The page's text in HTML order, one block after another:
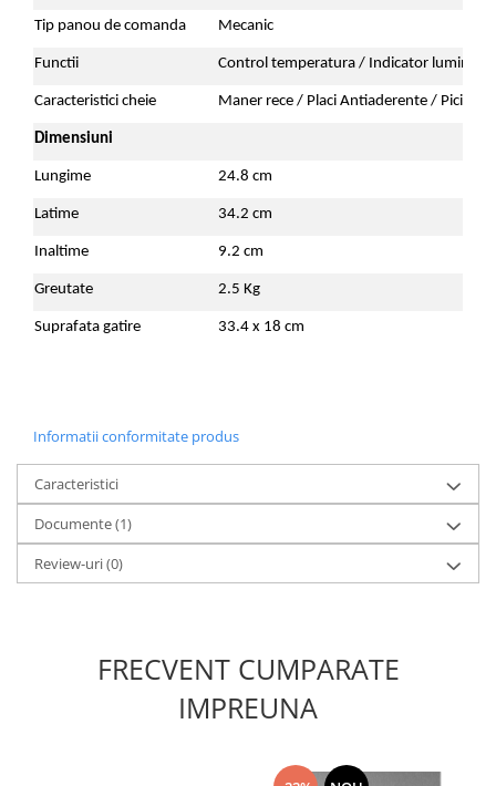
Tip panou de comanda Mecanic
Functii Control temperatura / Indicator luminos /
Caracteristici cheie Maner rece / Placi Antiaderente /
Dimensiuni
Lungime 24.8 cm
Latime 34.2 cm
Inaltime 9.2 cm
Greutate 2.5 Kg
Suprafata gatire 33.4 x 18 cm
Informatii conformitate produs
Caracteristici
Documente (1)
Review-uri(0)
FRECVENT CUMPARATE
IMPREUNA